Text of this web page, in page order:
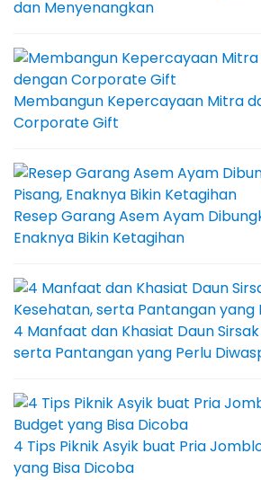
dan Menyenangkan
Membangun Kepercayaan Mitra
Corporate Gift
Resep Garang Asem Ayam
Enaknya Bikin Ketagihan
4 Manfaat dan Khasiat Daun
serta Pantangan yang Perlu
4 Tips Piknik Asyik buat Pria
yang Bisa Dicoba